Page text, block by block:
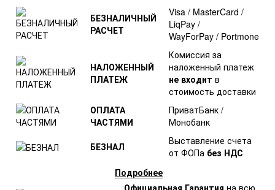
БЕЗНАЛИЧНЫЙ
РАСЧЕТ
Visa / MasterCard /
LiqPay /
WayForPay / Portmone
НАЛОЖЕННЫЙ
ПЛАТЕЖ
Комиссия за
наложенный платеж
не входит в
стоимость доставки
ОПЛАТА
ЧАСТЯМИ
ПриватБанк /
Монобанк
БЕЗНАЛ
Выставление счета
от ФОПа без НДС
Подробнее
Официальная Гарантия на всю